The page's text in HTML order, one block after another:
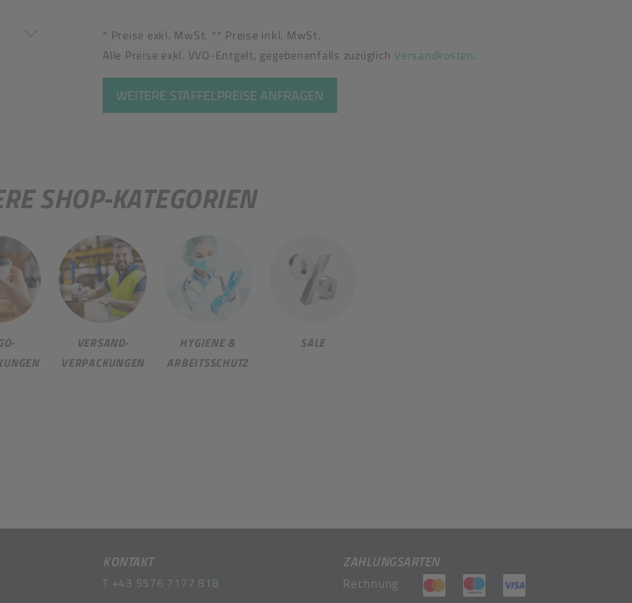
* Preise exkl. MwSt. ** Preise inkl. MwSt.
Alle Preise exkl. VVO-Entgelt, gegebenenfalls zuzüglich Versandkosten.
WEITERE STAFFELPREISE ANFRAGEN
SHOP-KATEGORIEN
VERSAND-
VERPACKUNGEN
HYGIENE &
ARBEITSSCHUTZ
SALE
KONTAKT
T +43 5576 7177 818
ZAHLUNGSARTEN
Rechnung (öffnet in neuem Tab)
(öffnet in neuem Tab)
(öffnet in neuem